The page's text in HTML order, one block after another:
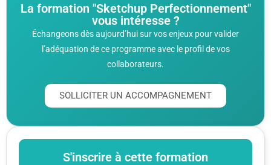
La formation "Sketchup Perfectionnement"
vous intéresse ?
Échangeons dès aujourd’hui sur vos enjeux pour valider
l’adéquation de ce programme avec le profil de vos
collaborateurs.
SOLLICITER UN ACCOMPAGNEMENT
S'inscrire à cette formation